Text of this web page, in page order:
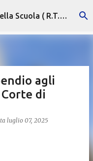
principali Regolarità e Trasparenza nella Scuola ( R.T.S. )
agli
di
luglio 07, 2025